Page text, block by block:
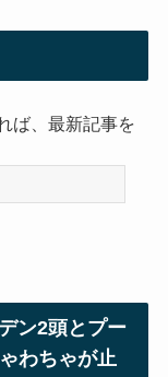
ば、最新記事を
ン2頭とプー
わちゃが止